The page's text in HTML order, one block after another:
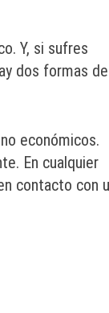
Y, si sufres
dos formas de
económicos.
En cualquier
contacto con